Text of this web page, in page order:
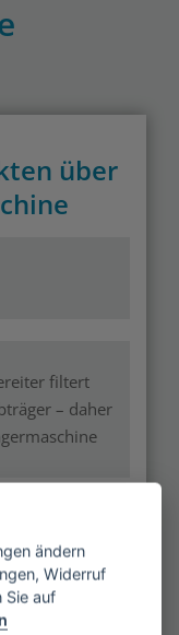
über
filtert
– daher
mit einer
ändern
Widerruf
Sie auf